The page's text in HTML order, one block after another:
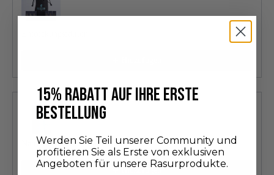
Natürliche Rasiercreme
30,00 €
Hinzufügen
15% RABATT AUF IHRE ERSTE
BESTELLUNG
Werden Sie Teil unserer Community und
profitieren Sie als Erste von exklusiven
Angeboten für unsere Rasurprodukte.